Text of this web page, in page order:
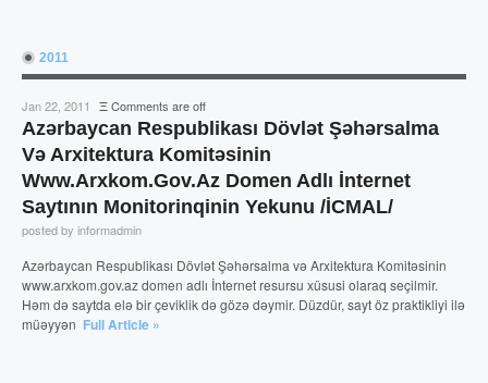
2011
Jan 22, 2011 ΞComments are off
Azərbaycan Respublikası Dövlət Şəhərsalma
Və Arxitektura Komitəsinin
Www.arxkom.gov.az Domen Adlı İnternet
Saytının Monitorinqinin Yekunu /İCMAL/
posted by informadmin
Azərbaycan Respublikası Dövlət Şəhərsalma və Arxitektura Komitəsinin
www.arxkom.gov.az domen adlı İnternet resursu xüsusi olaraq seçilmir.
Həm də saytda elə bir çeviklik də gözə dəymir. Düzdür, sayt öz praktikliyi ilə
müəyyən Full Article »